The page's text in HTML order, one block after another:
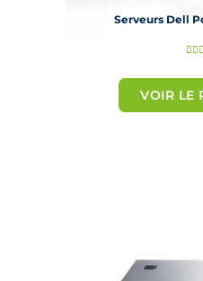
Serveurs Dell
  
VOIR LE